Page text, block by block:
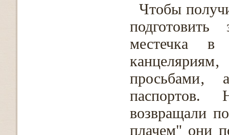
Чтобы
местечка в
паспортов.
возвращали
плачем" они